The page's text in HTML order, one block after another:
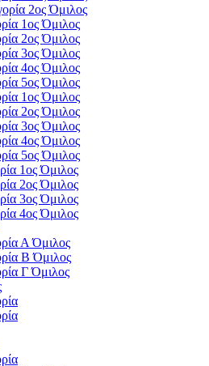
2ος Όμιλος
1ος Όμιλος
2ος Όμιλος
3ος Όμιλος
4ος Όμιλος
5ος Όμιλος
1ος Όμιλος
2ος Όμιλος
3ος Όμιλος
4ος Όμιλος
5ος Όμιλος
1ος Όμιλος
2ος Όμιλος
3ος Όμιλος
4ος Όμιλος
Α Όμιλος
B Όμιλος
Γ Όμιλος